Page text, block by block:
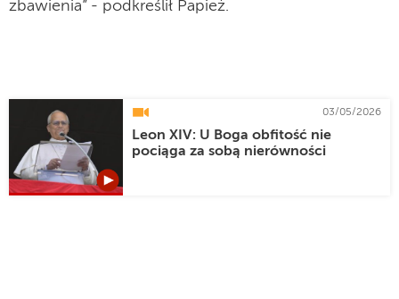
zbawienia” - podkreślił Papież.
03/05/2026
Leon XIV: U Boga obfitość nie
pociąga za sobą nierówności